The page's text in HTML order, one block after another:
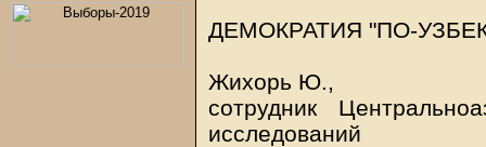
ДЕМОКРАТИЯ "ПО-
Жихорь Ю.,
сотрудник
исследований